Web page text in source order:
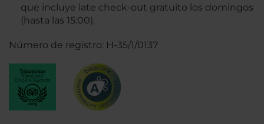
que incluye late check-out gratuito los domingos
(hasta las 15:00).
Número de registro: H-35/1/0137